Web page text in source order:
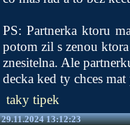
PS: Partnerka ktoru
potom zil s zenou
znesitelna. Ale
decka ked ty chces
taky tipek
29.11.2024 13:12:23